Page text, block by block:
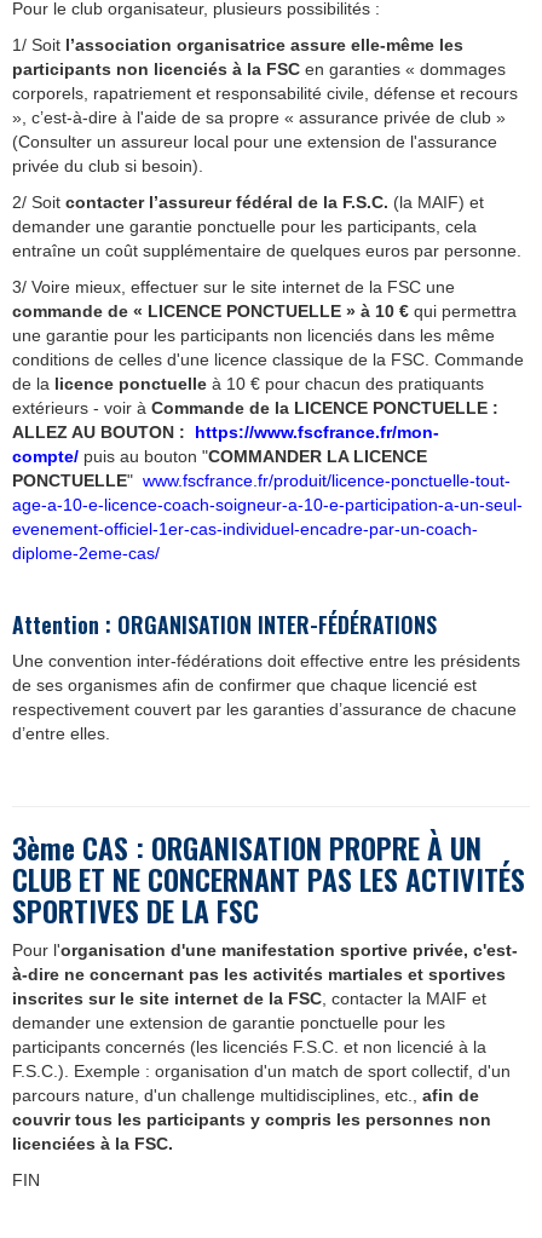
Pour le club organisateur, plusieurs possibilités :
1/ Soit l’association organisatrice assure elle-même les
participants non licenciés à la FSC en garanties « dommages
corporels, rapatriement et responsabilité civile, défense et recours
», c’est-à-dire à l'aide de sa propre « assurance privée de club »
(Consulter un assureur local pour une extension de l'assurance
privée du club si besoin).
2/ Soit contacter l’assureur fédéral de la F.S.C. (la MAIF) et
demander une garantie ponctuelle pour les participants, cela
entraîne un coût supplémentaire de quelques euros par personne.
3/ Voire mieux, effectuer sur le site internet de la FSC une
commande de « LICENCE PONCTUELLE » à 10 € qui permettra
une garantie pour les participants non licenciés dans les même
conditions de celles d'une licence classique de la FSC. Commande
de la licence ponctuelle à 10 € pour chacun des pratiquants
extérieurs - voir à Commande de la LICENCE PONCTUELLE :
ALLEZ AU BOUTON :
https://www.fscfrance.fr/mon-
compte/ puis au bouton "COMMANDER LA LICENCE
PONCTUELLE" www.fscfrance.fr/produit/licence-ponctuelle-tout-
age-a-10-e-licence-coach-soigneur-a-10-e-participation-a-un-seul-
evenement-officiel-1er-cas-individuel-encadre-par-un-coach-
diplome-2eme-cas/
Attention : ORGANISATION INTER-FÉDÉRATIONS
Une convention inter-fédérations doit effective entre les présidents
de ses organismes afin de confirmer que chaque licencié est
respectivement couvert par les garanties d’assurance de chacune
d’entre elles.
3ème CAS : ORGANISATION PROPRE À UN
CLUB ET NE CONCERNANT PAS LES ACTIVITÉS
SPORTIVES DE LA FSC
Pour l'organisation d'une manifestation sportive privée, c'est-
à-dire ne concernant pas les activités martiales et sportives
inscrites sur le site internet de la FSC , contacter la MAIF et
demander une extension de garantie ponctuelle pour les
participants concernés (les licenciés F.S.C. et non licencié à la
F.S.C.). Exemple : organisation d'un match de sport collectif, d'un
parcours nature, d'un challenge multidisciplines, etc., afin de
couvrir tous les participants y compris les personnes non
licenciées à la FSC.
FIN